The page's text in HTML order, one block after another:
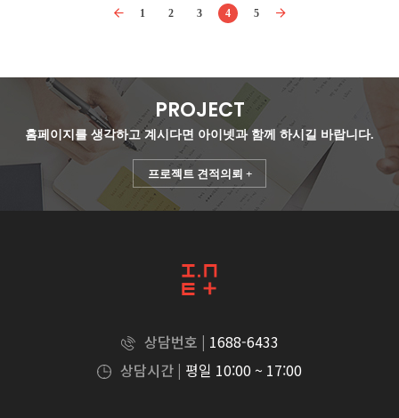
1 2 3 4 5
PROJECT
홈페이지를 생각하고 계시다면 아이넷과 함께 하시길 바랍니다.
프로젝트 견적의뢰 +
상담번호 | 1688-6433
상담시간 | 평일 10:00 ~ 17:00